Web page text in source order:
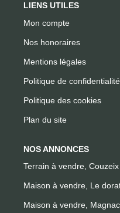
LIENS UTILES
Mon compte
Nos honoraires
Mentions légales
Politique de confidentialité
Politique des cookies
Plan du site
NOS ANNONCES
Terrain à vendre, Couzeix
Maison à vendre, Le
Maison à vendre,